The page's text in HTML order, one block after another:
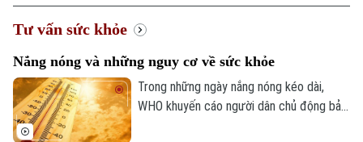
Tư vấn sức khỏe
Nắng nóng và những nguy cơ về sức khỏe
Trong những ngày nắng nóng kéo dài,
WHO khuyến cáo người dân chủ động bảo